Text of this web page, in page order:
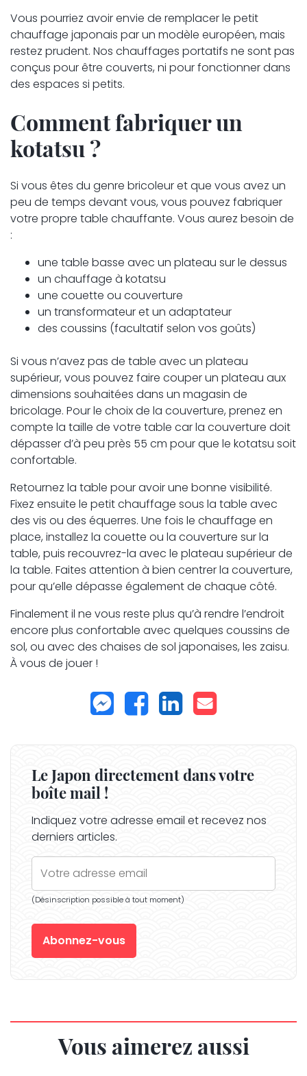
Vous pourriez avoir envie de remplacer le petit
chauffage japonais par un modèle européen, mais
restez prudent. Nos chauffages portatifs ne sont pas
conçus pour être couverts, ni pour fonctionner dans
des espaces si petits.
Comment fabriquer un
kotatsu ?
Si vous êtes du genre bricoleur et que vous avez un
peu de temps devant vous, vous pouvez fabriquer
votre propre table chauffante. Vous aurez besoin de
:
une table basse avec un plateau sur le dessus
un chauffage à kotatsu
une couette ou couverture
un transformateur et un adaptateur
des coussins (facultatif selon vos goûts)
Si vous n’avez pas de table avec un plateau
supérieur, vous pouvez faire couper un plateau aux
dimensions souhaitées dans un magasin de
bricolage. Pour le choix de la couverture, prenez en
compte la taille de votre table car la couverture doit
dépasser d’à peu près 55 cm pour que le kotatsu soit
confortable.
Retournez la table pour avoir une bonne visibilité.
Fixez ensuite le petit chauffage sous la table avec
des vis ou des équerres. Une fois le chauffage en
place, installez la couette ou la couverture sur la
table, puis recouvrez-la avec le plateau supérieur de
la table. Faites attention à bien centrer la couverture,
pour qu’elle dépasse également de chaque côté.
Finalement il ne vous reste plus qu’à rendre l’endroit
encore plus confortable avec quelques coussins de
sol, ou avec des chaises de sol japonaises, les zaisu.
À vous de jouer !
Le Japon directement dans votre
boîte mail !
Indiquez votre adresse email et recevez nos
derniers articles.
(Désinscription possible à tout moment)
Vous aimerez aussi